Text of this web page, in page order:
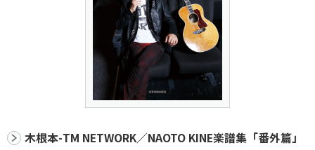
木根本-TM NETWORK／NAOTO KINE楽譜集「番外篇」